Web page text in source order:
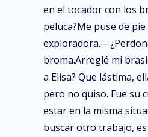
en el tocador con los
peluca?Me puse de
broma.Arreglé mi
a Elisa? Que lástima,
pero no quiso. Fue su
estar en la misma
buscar otro trabajo,